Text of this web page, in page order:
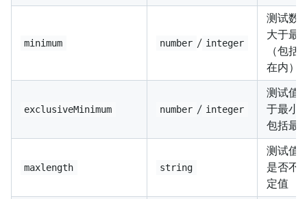
minimum number / integer
测试数
大于最
（包括
在内）
exclusiveMinimum number / integer
测试值
于最小
包括最
maxlength string
测试值
是否不
定值